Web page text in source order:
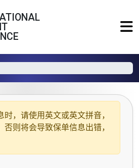
时，请使用 英文或英文拼音，
则将会导致保单信息出错，